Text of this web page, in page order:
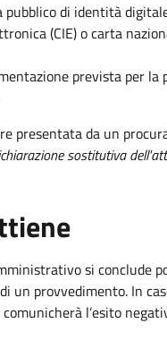
pubblico di identità
(CIE) o carta
prevista per la
presentata da un
sostitutiva
si conclude
un provvedimento. In
l’esito